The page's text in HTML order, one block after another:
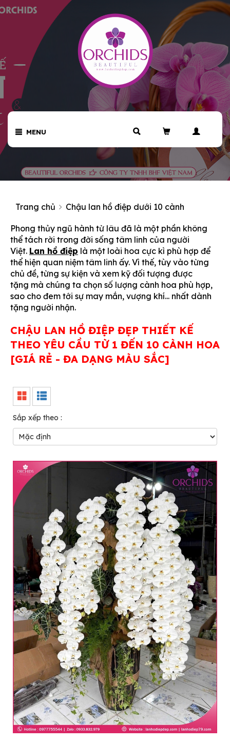
MENU
Trang chủ Chậu lan hồ điệp dưới 10 cành
Phong thủy ngũ hành từ lâu đã là một phần không
thể tách rời trong đời sống tâm linh của người
Việt. Lan hồ điệp là một loài hoa cực kì phù hợp để
thể hiện quan niệm tâm linh ấy. Vì thế, tùy vào từng
chủ đề, từng sự kiện và xem kỹ đối tượng được
tặng mà chúng ta chọn số lượng cành hoa phù hợp,
sao cho đem tới sự may mắn, vượng khí... nhất dành
tặng người nhận.
CHẬU LAN HỒ ĐIỆP ĐẸP THIẾT KẾ
THEO YÊU CẦU TỪ 1 ĐẾN 10 CÀNH HOA
[GIÁ RẺ - ĐA DẠNG MÀU SẮC]
Sắp xếp theo :